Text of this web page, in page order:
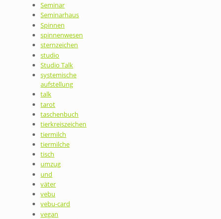
Seminar
Seminarhaus
Spinnen
spinnenwesen
sternzeichen
studio
Studio Talk
systemische
aufstellung
talk
tarot
taschenbuch
tierkreiszeichen
tiermilch
tiermilche
tisch
umzug
und
väter
vebu
vebu-card
vegan